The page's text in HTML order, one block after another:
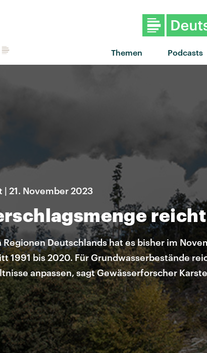
Themen Podcasts
| 21. November 2023
Regionen Deutschlands hat es bisher im
1991 bis 2020. Für Grundwasserbestände
anpassen, sagt Gewässerforscher